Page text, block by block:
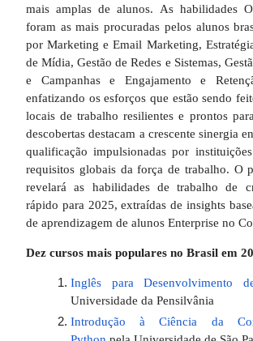
mais amplas de alunos. As habilidades
foram as mais procuradas pelos alunos
por Marketing e Email Marketing,
de Mídia, Gestão de Redes e Sistemas,
e Campanhas e Engajamento e
enfatizando os esforços que estão sendo
locais de trabalho resilientes e prontos
descobertas destacam a crescente sinergia
qualificação impulsionadas por
requisitos globais da força de trabalho. O
revelará as habilidades de trabalho de
rápido para 2025, extraídas de insights
de aprendizagem de alunos Enterprise no
Dez cursos mais populares no Brasil em
Inglês para Desenvolvimento
Universidade da Pensilvânia
Introdução à Ciência da